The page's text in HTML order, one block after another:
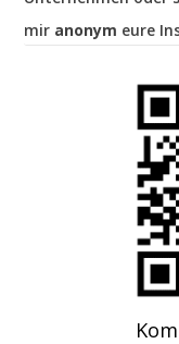
mir anonym eure